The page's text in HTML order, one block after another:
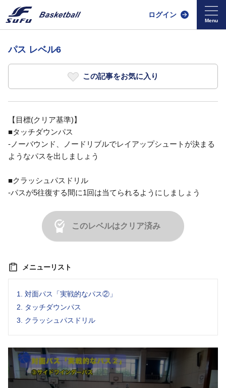
ログイン
パス レベル6
この記事をお気に入り
【目標(クリア基準)】
■タッチダウンパス
-ノーバウンド、ノードリブルでレイアップシュートが決まる
ようなパスを出しましょう
■クラッシュパスドリル
-パスが5往復する間に1回は当てられるようにしましょう
このレベルはクリア済み
メニューリスト
1. 対面パス「実戦的なパス②」
2.
タッチダウンパス
3. クラッシュパスドリル